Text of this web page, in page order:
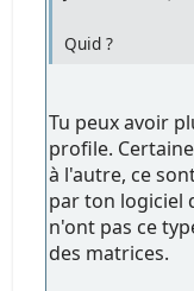
Quid ?
Tu peux avoir
profile.
à l'autre, ce
par ton logiciel
n'ont pas ce
des matrices.